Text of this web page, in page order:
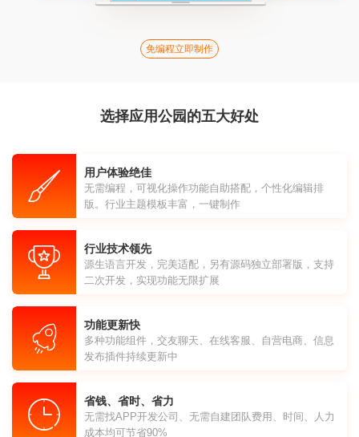
免编程立即制作
选择应用公园的五大好处
用户体验绝佳
无需编程，可视化操作功能自助搭配，个性化编辑排
版。行业主题模板丰富，一键制作
行业技术领先
源生语言开发，完美适配，另有源码独立部署版，支持
二次开发，实现功能无限扩展
功能更新快
多种功能组件，交友聊天、在线客服、自营电商、信息
发布插件持续更新中
省钱、省时、省力
无需找APP开发公司、无需自建团队费用、时间、人力
成本均可节省90%